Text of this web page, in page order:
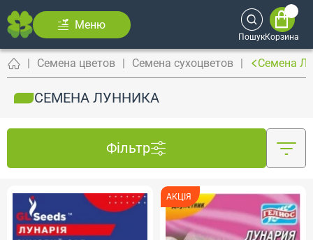
Меню
ПошукКорзина
Семена цветов Семена сухоцветов Семена
СЕМЕНА ЛУННИКА
Фільтр
АКЦІЯ